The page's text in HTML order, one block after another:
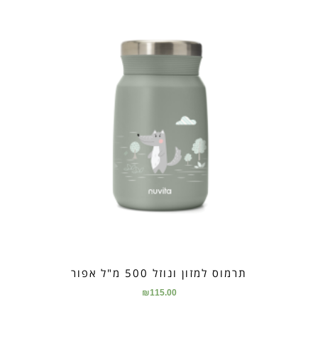
תרמוס למזון ונוזל 500 מ"ל אפור
₪115.00